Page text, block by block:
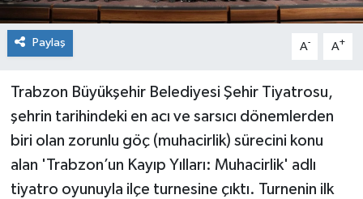
Paylaş A- A+
Trabzon Büyükşehir Belediyesi Şehir Tiyatrosu,
şehrin tarihindeki en acı ve sarsıcı dönemlerden
biri olan zorunlu göç (muhacirlik) sürecini konu
alan 'Trabzon’un Kayıp Yılları: Muhacirlik' adlı
tiyatro oyunuyla ilçe turnesine çıktı. Turnenin ilk